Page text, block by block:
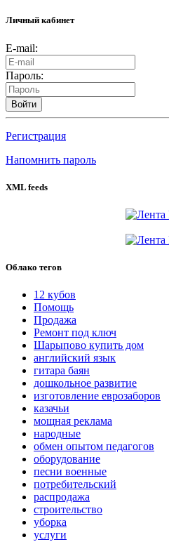
Личный кабинет
E-mail:
Пароль:
Войти
Регистрация
Напомнить пароль
XML feeds
Облако тегов
12 кубов
Помощь
Продажа
Ремонт под ключ
Шарыпово купить дом
английский язык
гитара баян
дошкольное развитие
изготовление еврозаборов
казачьи
мощная реклама
народные
обмен опытом педагогов
оборудование
песни военные
потребительский
распродажа
строительство
уборка
услуги